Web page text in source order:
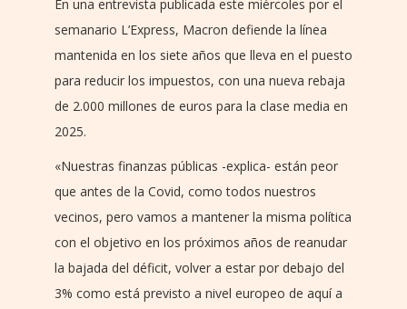
En una entrevista publicada este miércoles por el
semanario L’Express, Macron defiende la línea
mantenida en los siete años que lleva en el puesto
para reducir los impuestos, con una nueva rebaja
de 2.000 millones de euros para la clase media en
2025.
«Nuestras finanzas públicas -explica- están peor
que antes de la Covid, como todos nuestros
vecinos, pero vamos a mantener la misma política
con el objetivo en los próximos años de reanudar
la bajada del déficit, volver a estar por debajo del
3% como está previsto a nivel europeo de aquí a